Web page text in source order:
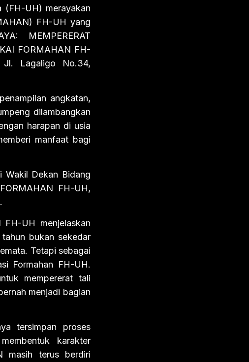
(FH-UH) merayakan
FH-UH yang
MEMPERERAT
FORMAHAN FH-
Lagaligo No.34,
angkatan,
dilambangkan
harapan di usia
manfaat bagi
Dekan Bidang
FH-UH,
FH-UH menjelaskan
bukan sekedar
Tetapi sebagai
Formahan FH-UH.
mempererat tali
menjadi bagian
tersimpan proses
karakter
masih terus berdiri